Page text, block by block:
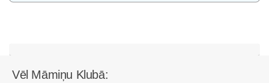
Vēl Māmiņu Klubā: